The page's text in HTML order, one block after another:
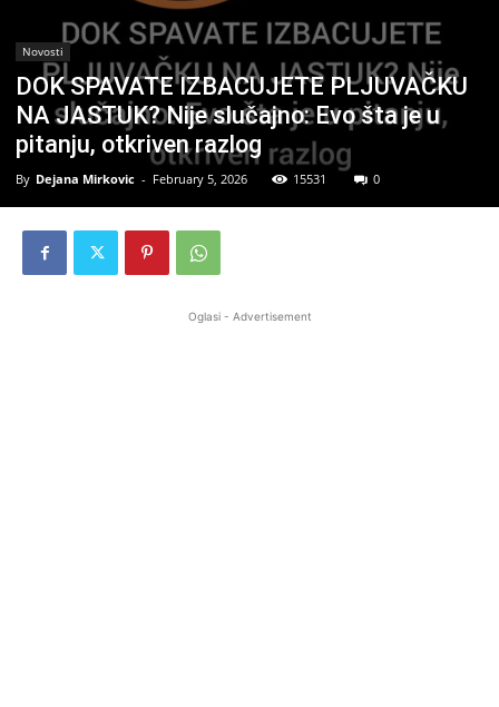
Novosti
DOK SPAVATE IZBACUJETE PLJUVAČKU
NA JASTUK? Nije slučajno: Evo šta je u
pitanju, otkriven razlog
By Dejana Mirkovic - February 5, 2026 15531 0
Oglasi - Advertisement